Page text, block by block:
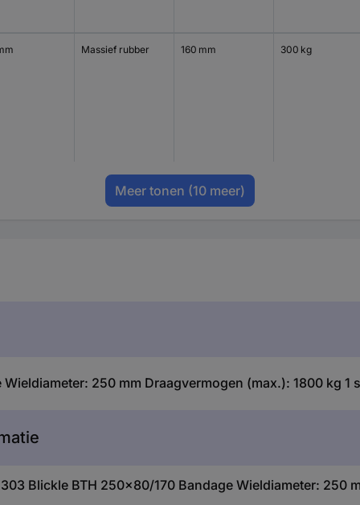
Massief rubber 160 mm 300 kg
Meer tonen (10 meer)
250 mm Draagvermogen (max.): 1800 kg 1
Blickle BTH 250x80/170 Bandage Wieldiameter: 250